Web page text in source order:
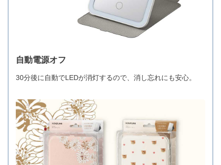
自動電源オフ
30分後に自動でLEDが消灯するので、消し忘れにも安心。